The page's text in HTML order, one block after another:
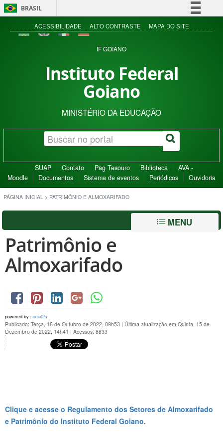
BRASIL
Simplifique!
Acesso à informação
ACESSIBILIDADE ALTO CONTRASTE MAPA DO SITE
IF GOIANO
Instituto Federal
Goiano
MINISTÉRIO DA EDUCAÇÃO
SUAP Contato Pag Tesouro Biblioteca
AVA -
Moodle
Documentos Sistema de eventos Periódicos Ouvidoria
PÁGINA INICIAL > PATRIMÔNIO E ALMOXARIFADO
MENU
Patrimônio e
Almoxarifado
powered by social2s
Publicado: Terça, 18 de Outubro de 2022, 09h53 | Última atualização em Quinta, 15 de
Dezembro de 2022, 14h41 | Acessos: 8833
Clique e acesse o Regulamento dos Setores de Almoxarifado
e Patrimônio do Instituto Federal Goiano.